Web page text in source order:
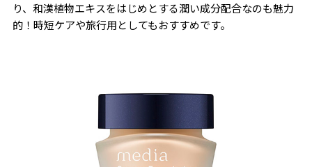
り、和漢植物エキスをはじめとする潤い成分配合なのも魅力
的！時短ケアや旅行用としてもおすすめです。